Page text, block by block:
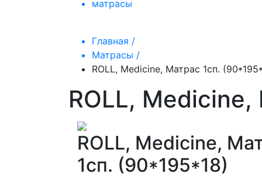
матрасы
Главная /
Матрасы /
ROLL, Medicine, Матрас 1сп.
ROLL,
ROLL, Medicine,
1сп. (90*195*18)